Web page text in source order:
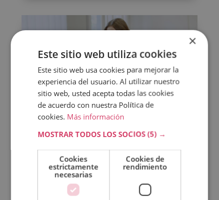
¿Cómo ser monitor de ocio infantil? Guía
completa para empezar en este campo
ABR 10, 2025|DEPORTE
Si te encanta trabajar con niños, tienes
habilidades para organizar actividades y quieres
una profesión con impacto positivo, convertirte
×
Este sitio web utiliza cookies
Este sitio web usa cookies para mejorar la
experiencia del usuario. Al utilizar nuestro
sitio web, usted acepta todas las cookies
de acuerdo con nuestra Política de
cookies. Más información
MOSTRAR TODOS LOS SOCIOS(5) →
Cookies
estrictamente
necesarias
Cookies de
rendimiento